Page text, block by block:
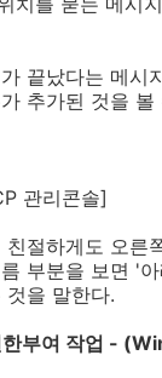
끝났다는 메시
추가된 것을
관리콘솔]
친절하게도 오른
부분을 보면 '
을 말한다.
부여 작업 -